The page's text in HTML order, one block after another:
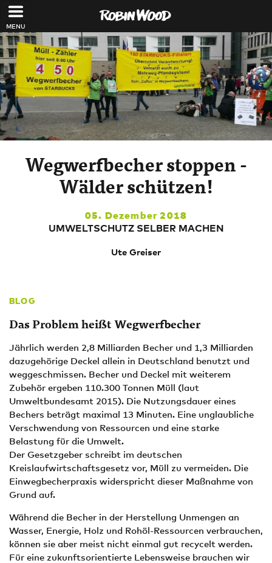
Direkt zum Inhalt
Wegwerfbecher stoppen -
Wälder schützen!
05. Dezember 2018
UMWELTSCHUTZ SELBER MACHEN
Ute Greiser
BLOG
Das Problem heißt Wegwerfbecher
Jährlich werden 2,8 Milliarden Becher und 1,3 Milliarden
dazugehörige Deckel allein in Deutschland benutzt und
weggeschmissen. Becher und Deckel mit weiterem
Zubehör ergeben 110.300 Tonnen Müll (laut
Umweltbundesamt 2015). Die Nutzungsdauer eines
Bechers beträgt maximal 13 Minuten. Eine unglaubliche
Verschwendung von Ressourcen und eine starke
Belastung für die Umwelt.
Der Gesetzgeber schreibt im deutschen
Kreislaufwirtschaftsgesetz vor, Müll zu vermeiden. Die
Einwegbecherpraxis widerspricht dieser Maßnahme von
Grund auf.
Während die Becher in der Herstellung Unmengen an
Wasser, Energie, Holz und Rohöl-Ressourcen verbrauchen,
können sie aber meist nicht einmal gut recycelt werden.
Für eine zukunftsorientierte Lebensweise brauchen wir